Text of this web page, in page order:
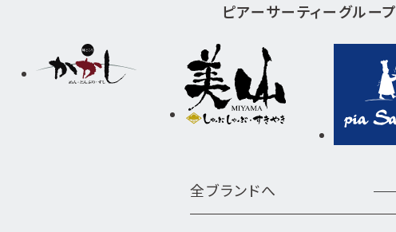
ピアーサーティーグループ
全ブランドへ